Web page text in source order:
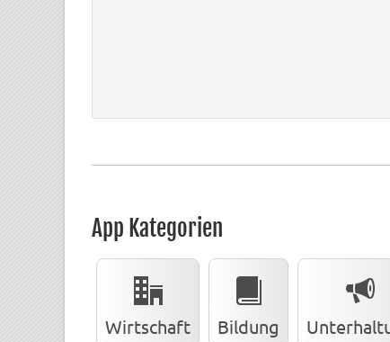
App Kategorien
Wirtschaft Bildung